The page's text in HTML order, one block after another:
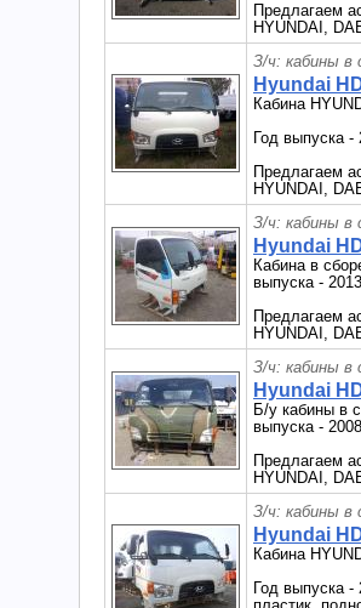
Предлагаем
HYUNDAI,
З/ч: кабины в
Hyundai
Кабина
Год выпуска -
Предлагаем
HYUNDAI,
З/ч: кабины в
Hyundai
Кабина в
выпуска -
Предлагаем
HYUNDAI,
З/ч: кабины в
Hyundai
Б/у кабины в
выпуска -
Предлагаем
HYUNDAI,
З/ч: кабины в
Hyundai
Кабина
Год выпуска